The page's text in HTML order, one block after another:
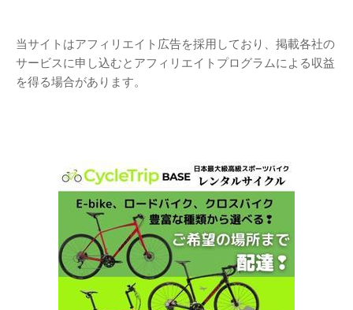
当サイトはアフィリエイト広告を採用しており、掲載各社の
サービスに申し込むとアフィリエイトプログラムによる収益
を得る場合があります。